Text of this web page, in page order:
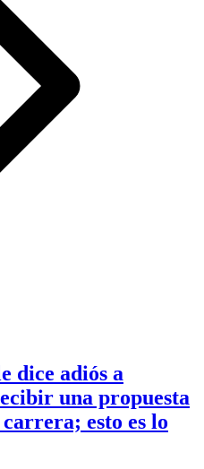
dice adiós a
una propuesta
esto es lo